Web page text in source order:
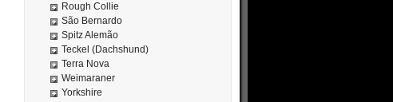
Rough Collie
São Bernardo
Spitz Alemão
Teckel (Dachshund)
Terra Nova
Weimaraner
Yorkshire